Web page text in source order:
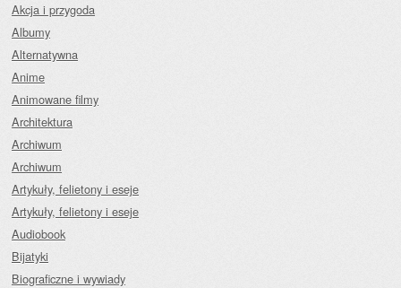
Akcja i przygoda
Albumy
Alternatywna
Anime
Animowane filmy
Architektura
Archiwum
Archiwum
Artykuły, felietony i eseje
Artykuły, felietony i eseje
Audiobook
Bijatyki
Biograficzne i wywiady